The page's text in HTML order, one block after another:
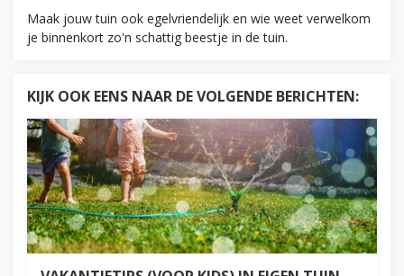
Maak jouw tuin ook egelvriendelijk en wie weet verwelkom
je binnenkort zo'n schattig beestje in de tuin.
KIJK OOK EENS NAAR DE VOLGENDE BERICHTEN: